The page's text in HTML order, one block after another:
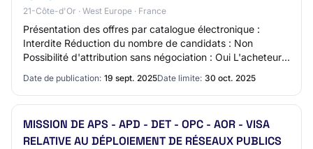
21-Côte-d'Or · West Europe · France
Présentation des offres par catalogue électronique :
Interdite Réduction du nombre de candidats : Non
Possibilité d'attribution sans négociation : Oui L'acheteur
Date de publication: 19 sept. 2025Date limite: 30 oct. 2025
MISSION DE APS - APD - DET - OPC - AOR - VISA
RELATIVE AU DÉPLOIEMENT DE RÉSEAUX PUBLICS